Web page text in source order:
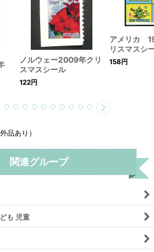
ノルウェー2009年クリ
スマスシール
122円
アメリカ
リスマスシ
158円
品あり）
関連グループ
も 児童